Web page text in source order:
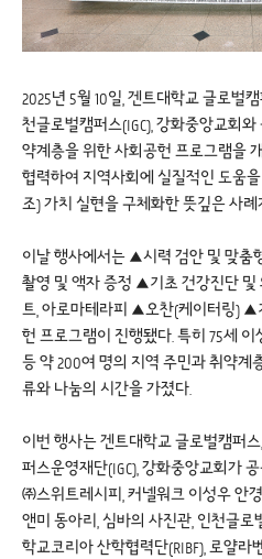
2025년 5월 10일, 겐트대학교 글로벌
천글로벌캠퍼스(IGC), 강화중앙교회
약계층을 위한 사회공헌 프로그램을
협력하여 지역사회에 실질적인 도움을
조) 가치 실현을 구체화한 뜻깊은 사례
이날 행사에서는 ▲시력 검안 및 맞춤
촬영 및 액자 증정 ▲기초 건강진단
트, 아로마테라피 ▲오찬(케이터링) ▲
헌 프로그램이 진행됐다. 특히 75세
등 약 200여 명의 지역 주민과 취약계
류와 나눔의 시간을 가졌다.
이번 행사는 겐트대학교 글로벌캠퍼
퍼스운영재단(IGC), 강화중앙교회가
㈜스위트레시피, 커넬워크 이성우 안
앤미 동아리, 심바의 사진관, 인천글로
학교코리아 산학협력단(RIBF), 로얄